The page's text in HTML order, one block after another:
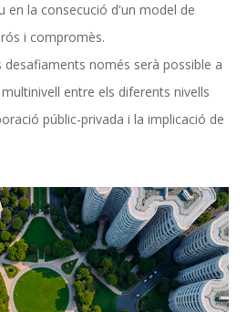
en la consecució d'un model de
i compromès.
desafiaments només serà possible a
entre els diferents nivells
públic-privada i la implicació de